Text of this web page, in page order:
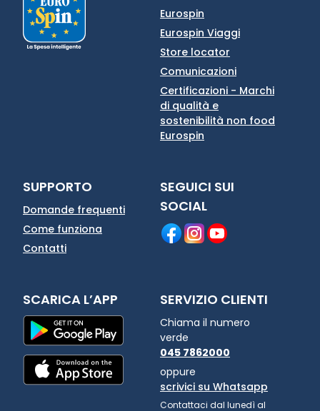
Eurospin
Eurospin Viaggi
Store locator
Comunicazioni
Certificazioni - Marchi
di qualità e
sostenibilità non food
Eurospin
SUPPORTO
Domande frequenti
Come funziona
Contatti
SEGUICI SUI
SOCIAL
SCARICA L’APP SERVIZIO CLIENTI
Chiama il numero
verde
045 7862000
oppure
scrivici su Whatsapp
Contattaci dal lunedì al